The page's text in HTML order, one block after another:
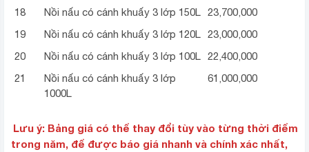
18
Nồi nấu có cánh khuấy 3 lớp 150L 23,700,000
19
Nồi nấu có cánh khuấy 3 lớp 120L 23,000,000
20
Nồi nấu có cánh khuấy 3 lớp 100L 22,400,000
21
Nồi nấu có cánh khuấy 3 lớp
1000L
61,000,000
Lưu ý: Bảng giá có thể thay đổi tùy vào từng thời điểm
trong năm, để được báo giá nhanh và chính xác nhất,